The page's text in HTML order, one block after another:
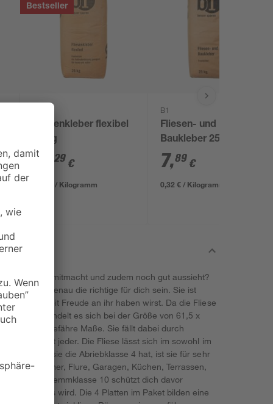
Bestseller
Fliesenkleber flexibel
25 kg
17 ,29 €
0,69 € / Kilogramm
B1
Fliesen- und
Baukleber 25 kg
7,89 €
0,32 € / Kilogramm
manches mitmacht und zudem noch gut aussieht?
'Arden' genau die richtige für dich sein. Sie ist
du lange Zeit Freude an ihr haben wirst. Da die Fliese
kann, handelt es sich bei der Größe von 61,5 x
nur um ungefähre Maße. Sie fällt dabei durch
hat nicht jeder. Die Fliese lässt sich im sowohl im
Da sie die Abriebklasse 4 hat, ist sie für sehr
Badezimmer, Flure, Garagen, Küchen, Terrassen,
Die Rutschhemmklasse 10 schützt dich davor
mal nass wird. Die 4 Platten im Paket bilden eine